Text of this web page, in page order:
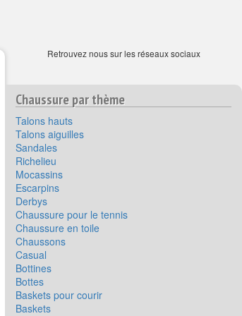
Chaussure par thème
Talons hauts
Talons aiguilles
Sandales
Richelieu
Mocassins
Escarpins
Derbys
Chaussure pour le tennis
Chaussure en toile
Chaussons
Casual
Bottines
Bottes
Baskets pour courir
Baskets
Retrouvez nous sur les réseaux sociaux